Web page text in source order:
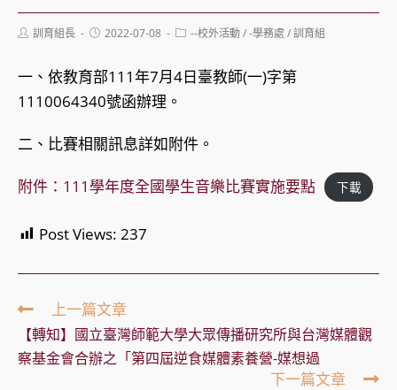
Post訓育組長
Post2022-07-08
Post--校外活動/-學務處 /訓育組
一、依教育部111年7月4日臺教師(一)字第
1110064340號函辦理。
二、比賽相關訊息詳如附件。
附件：111學年度全國學生音樂比賽實施要點 下載
Post Views: 237
Read
more
articles
上一篇文章
【轉知】國立臺灣師範大學大眾傳播研究所與台灣媒體觀
察基金會合辦之「第四屆逆食媒體素養營-媒想過
下一篇文章